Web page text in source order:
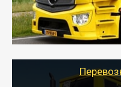
- Наша транспортная
машин автовозом,
учетом всех